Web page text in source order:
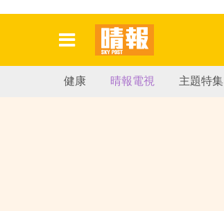
健康 晴報電視 主題特集